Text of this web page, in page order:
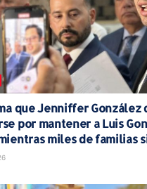
que Jenniffer González
por mantener a Luis
miles de familias